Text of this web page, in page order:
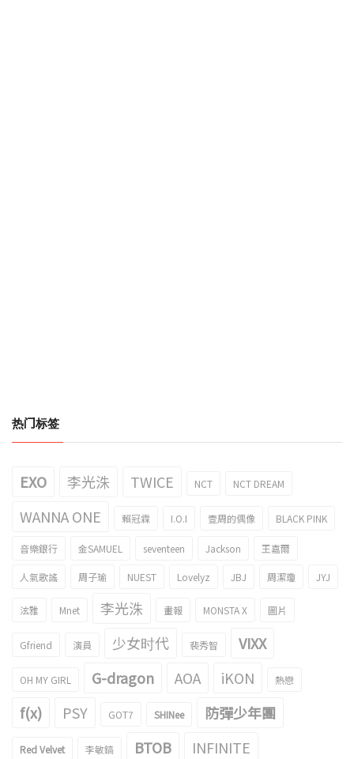
热门标签
EXO 李光洙 TWICE NCT NCT DREAM
WANNA ONE 賴冠霖 I.O.I 壹周的偶像 BLACK PINK
音樂銀行 金SAMUEL seventeen Jackson 王嘉爾
人氣歌謠 周子瑜 NUEST Lovelyz JBJ 周潔瓊 JYJ
泫雅 Mnet 李光洙 畫報 MONSTA X 圖片
Gfriend 演員 少女时代 裴秀智 VIXX
OH MY GIRL G-dragon AOA iKON 熱戀
f(x) PSY GOT7 SHINee 防彈少年團
Red Velvet 李敏鎬 BTOB
INFINITE